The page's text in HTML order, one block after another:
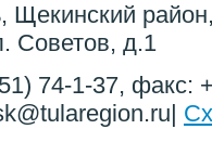
Щекинский
Советов, д.1
74-1-37, факс: